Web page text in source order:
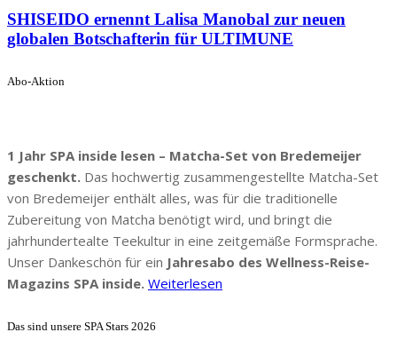
SHISEIDO ernennt Lalisa Manobal zur neuen
globalen Botschafterin für ULTIMUNE
Abo-Aktion
1 Jahr SPA inside lesen – Matcha-Set von Bredemeijer
geschenkt. Das hochwertig zusammengestellte Matcha-Set
von Bredemeijer enthält alles, was für die traditionelle
Zubereitung von Matcha benötigt wird, und bringt die
jahrhundertealte Teekultur in eine zeitgemäße Formsprache.
Unser Dankeschön für ein Jahresabo des Wellness-Reise-
Magazins SPA inside. Weiterlesen
Das sind unsere SPA Stars 2026